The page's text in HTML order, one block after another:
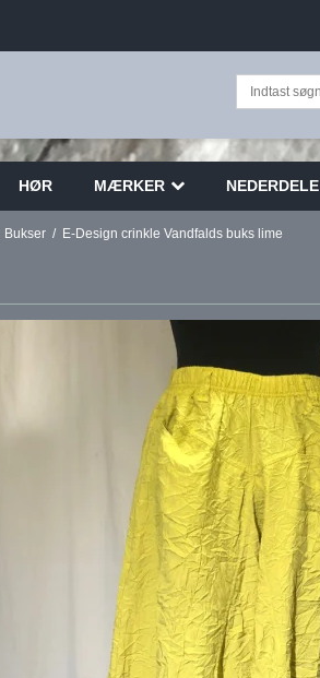
HØR MÆRKER NEDERDELE
Bukser / E-Design crinkle Vandfalds buks lime